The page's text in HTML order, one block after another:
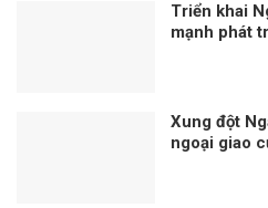
Triển khai
mạnh phát
Xung đột
ngoại giao